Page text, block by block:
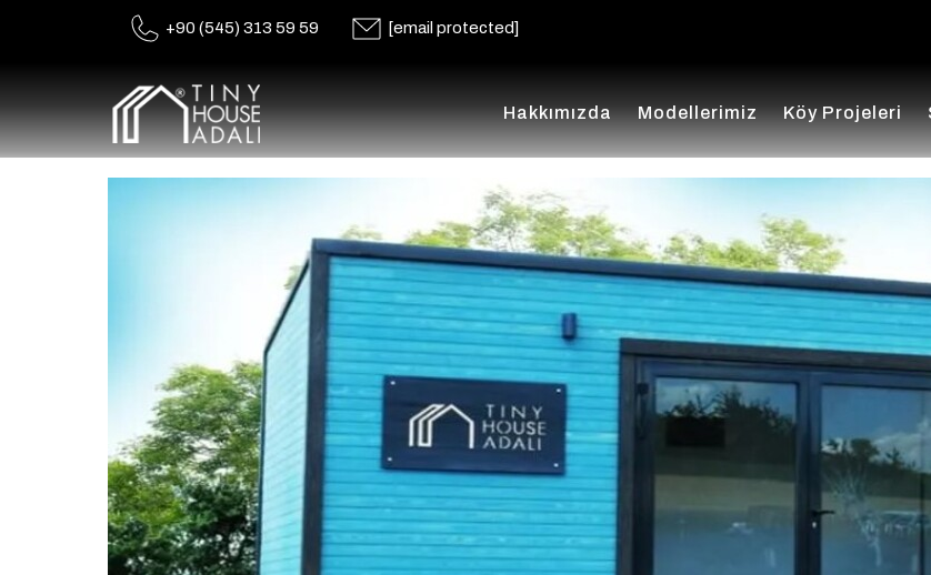
+90 (545) 313 59 59 [email protected]
Hakkımızda Modellerimiz Köy Projeleri